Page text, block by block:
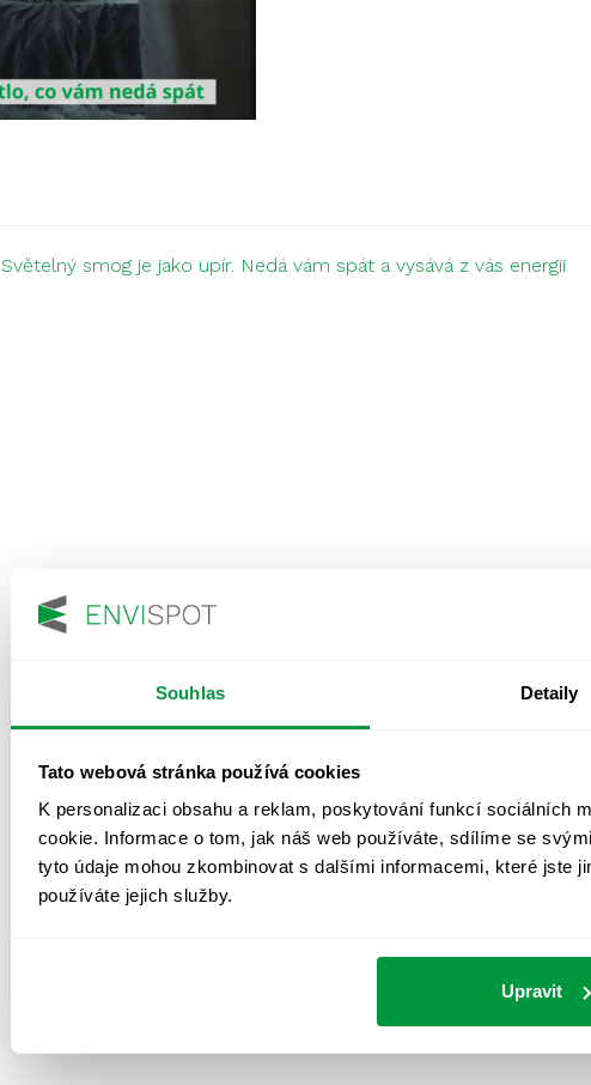
Souhlas Detaily
Tato webová stránka používá cookies
K personalizaci obsahu a reklam, poskytování funkcí sociálních
cookie. Informace o tom, jak náš web používáte, sdílíme se
tyto údaje mohou zkombinovat s dalšími informacemi, které jste
používáte jejich služby.
Upravit
Světelný smog je jako upír. Nedá vám spát a vysává z vás energii